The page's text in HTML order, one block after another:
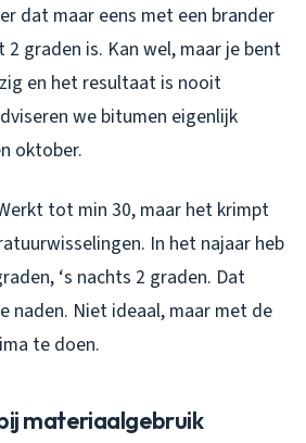
dat maar eens met een brander
graden is. Kan wel, maar je bent
en het resultaat is nooit
we bitumen eigenlijk
oktober.
tot min 30, maar het krimpt
In het najaar heb
‘s nachts 2 graden. Dat
naden. Niet ideaal, maar met de
te doen.
materiaalgebruik